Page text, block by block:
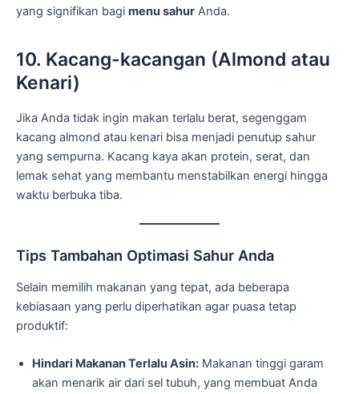
yang signifikan bagi menu sahur Anda.
10. Kacang-kacangan (Almond atau
Kenari)
Jika Anda tidak ingin makan terlalu berat, segenggam
kacang almond atau kenari bisa menjadi penutup sahur
yang sempurna. Kacang kaya akan protein, serat, dan
lemak sehat yang membantu menstabilkan energi hingga
waktu berbuka tiba.
Tips Tambahan Optimasi Sahur Anda
Selain memilih makanan yang tepat, ada beberapa
kebiasaan yang perlu diperhatikan agar puasa tetap
produktif:
Hindari Makanan Terlalu Asin: Makanan tinggi garam
akan menarik air dari sel tubuh, yang membuat Anda